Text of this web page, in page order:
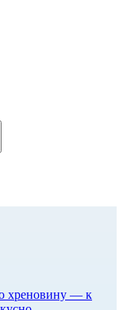
хреновину — к